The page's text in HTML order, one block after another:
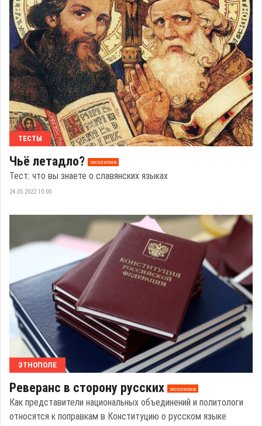
ТЕСТЫ
Чьё летадло? эксклюзив
Тест: что вы знаете о славянских языках
24.05.2022 10:00
ЭТНОПОЛЕ
Реверанс в сторону русских эксклюзив
Как представители национальных объединений и политологи
относятся к поправкам в Конституцию о русском языке